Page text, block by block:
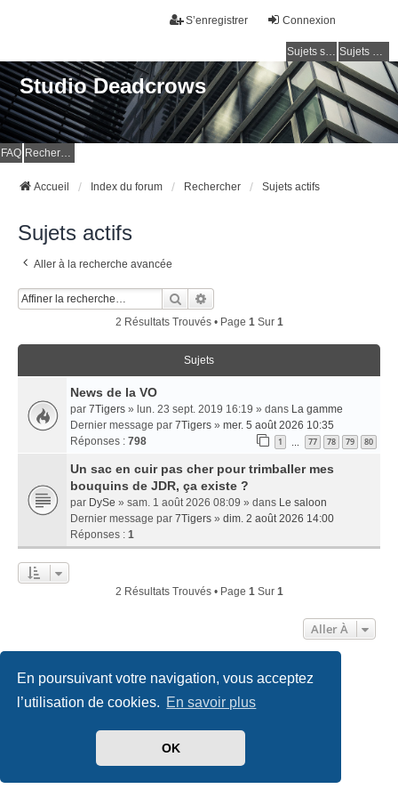
En poursuivant votre navigation, vous acceptez
l’utilisation de cookies. En savoir plus
OK
Connexion
S’enregistrer
Sujets sans réponse Sujets actifs
Studio Deadcrows
FAQ Rechercher
Accueil Index du forum Rechercher Sujets actifs
Sujets actifs
Aller à la recherche avancée
Rechercher
2 Résultats Trouvés • Page 1Sur 1
Sujets
News de la VO
par 7Tigers » lun. 23 sept. 2019 16:19 » dans La gamme
Dernier message par 7Tigers » mer. 5 août 2026 10:35
Réponses : 798 1 77 78 79 80
Un sac en cuir pas cher pour trimballer mes
bouquins de JDR, ça existe ?
par DySe » sam. 1 août 2026 08:09 » dans Le saloon
Dernier message par 7Tigers » dim. 2 août 2026 14:00
Réponses : 1
2 Résultats Trouvés • Page 1Sur 1
Aller À
Accueil Index du forum Nous contacter
phpBB-fr.com
created by INVENTEA & v12mike
Conditions